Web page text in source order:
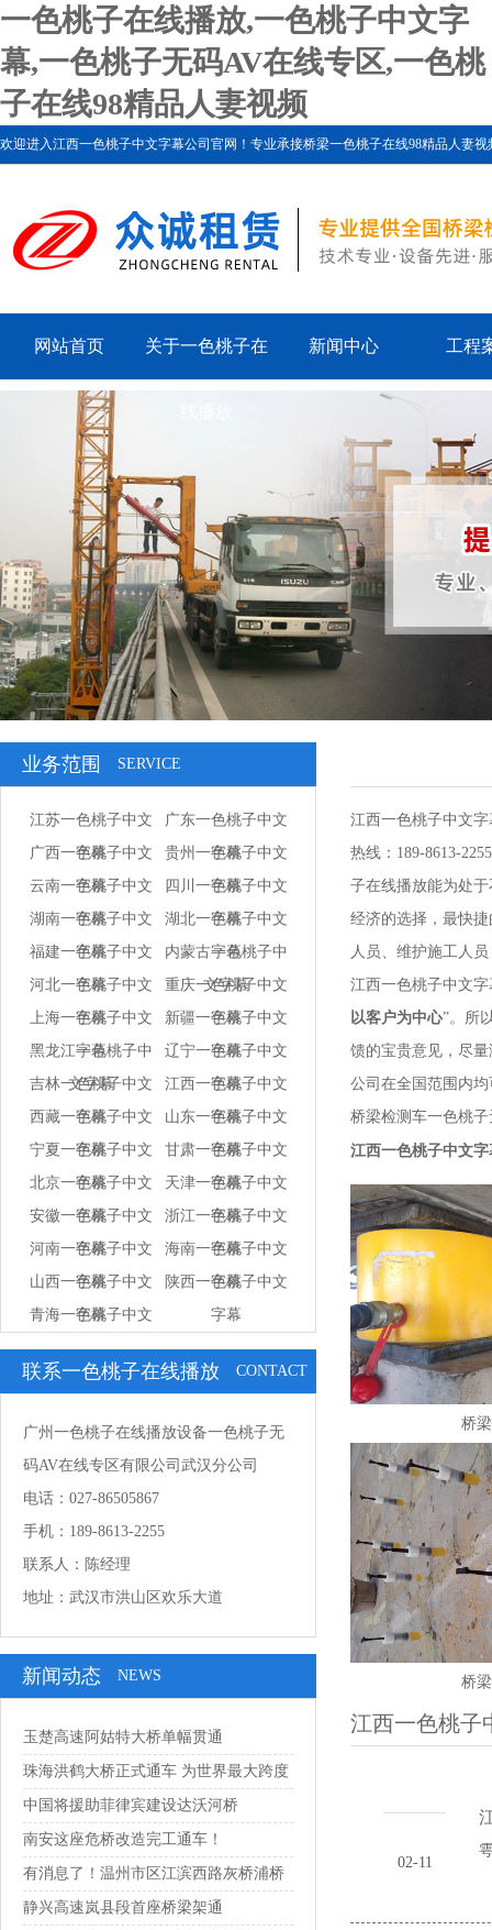
一色桃子在线播放,一色桃子中文字
幕,一色桃子无码AV在线专区,一色桃
子在线98精品人妻视频
欢迎进入江西一色桃子中文字幕公司官网！专业承接桥梁一色桃子在线98精品人妻视频
网站首页 关于一色桃子在 新闻中心 工程
业务范围 SERVICE
江苏一色桃子中文
字幕
广东一色桃子中文
字幕
广西一色桃子中文
字幕
贵州一色桃子中文
字幕
云南一色桃子中文
字幕
四川一色桃子中文
字幕
湖南一色桃子中文
字幕
湖北一色桃子中文
字幕
福建一色桃子中文
字幕
内蒙古一色桃子中
文字幕
河北一色桃子中文
字幕
重庆一色桃子中文
字幕
上海一色桃子中文
字幕
新疆一色桃子中文
字幕
黑龙江一色桃子中
文字幕
辽宁一色桃子中文
字幕
吉林一色桃子中文
字幕
江西一色桃子中文
字幕
西藏一色桃子中文
字幕
山东一色桃子中文
字幕
宁夏一色桃子中文
字幕
甘肃一色桃子中文
字幕
北京一色桃子中文
字幕
天津一色桃子中文
字幕
安徽一色桃子中文
字幕
浙江一色桃子中文
字幕
河南一色桃子中文
字幕
海南一色桃子中文
字幕
山西一色桃子中文
字幕
陕西一色桃子中文
字幕
青海一色桃子中文
字幕
联系一色桃子在线播放 CONTACT
广州一色桃子在线播放设备一色桃子无
码AV在线专区有限公司武汉分公司
电话：027-86505867
手机：189-8613-2255
联系人：陈经理
地址：武汉市洪山区欢乐大道
新闻动态 NEWS
玉楚高速阿姑特大桥单幅贯通
珠海洪鹤大桥正式通车 为世界最大跨度
串联...
中国将援助菲律宾建设达沃河桥
南安这座危桥改造完工通车！
有消息了！温州市区江滨西路灰桥浦桥
预计1...
静兴高速岚县段首座桥梁架通
江西一色桃子中文
热线：189-8613-
子在线播放能为处于
经济的选择，最快
人员、维护施工人员
江西一色桃子中文
以客户为中心”。
馈的宝贵意见，尽
公司在全国范围内均可
桥梁检测车一色桃子无
江西一色桃子中文字
桥
桥
江西一色桃子
02-11